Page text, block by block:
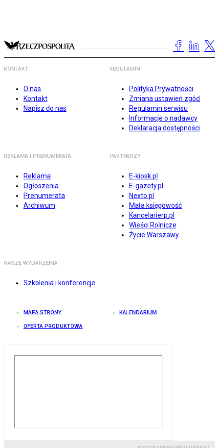
KONTAKT
O nas
Kontakt
Napisz do nas
REGULAMIN
Polityka Prywatności
Zmiana ustawień zgód
Regulamin serwisu
Informacje o nadawcy
Deklaracja dostępności
REKLAMA I PRENUMERATA
Reklama
Ogłoszenia
Prenumerata
Archiwum
PARTNERZY
E-kiosk.pl
E-gazety.pl
Nexto.pl
Mała księgowość
Kancelarierp.pl
Wieści Rolnicze
Życie Warszawy
NASZE WYDARZENIA
Szkolenia i konferencje
MAPA STRONY KALENDARIUM
OFERTA PRODUKTOWA